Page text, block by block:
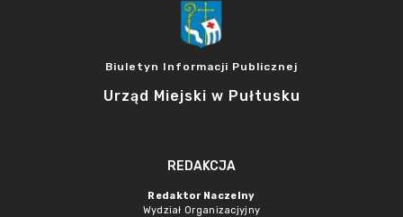
Biuletyn Informacji Publicznej
Urząd Miejski w Pułtusku
REDAKCJA
Redaktor Naczelny
Wydział Organizacjyjny